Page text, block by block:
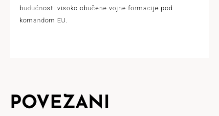
budućnosti visoko obučene vojne formacije pod
komandom EU.
POVEZANI